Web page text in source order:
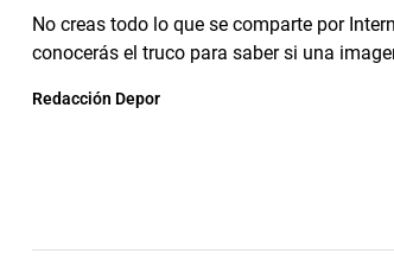
No creas todo lo que se comparte por
conocerás el truco para saber si una
Redacción Depor